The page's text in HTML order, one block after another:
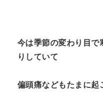
今は季節の変わり目で
りしていて
偏頭痛などもたまに起